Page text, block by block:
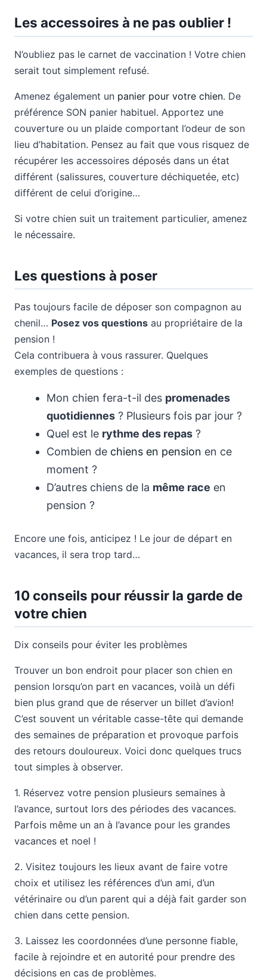
Les accessoires à ne pas oublier !
N’oubliez pas le carnet de vaccination ! Votre chien
serait tout simplement refusé.
Amenez également un panier pour votre chien. De
préférence SON panier habituel. Apportez une
couverture ou un plaide comportant l’odeur de son
lieu d’habitation. Pensez au fait que vous risquez de
récupérer les accessoires déposés dans un état
différent (salissures, couverture déchiquetée, etc)
différent de celui d’origine…
Si votre chien suit un traitement particulier, amenez
le nécessaire.
Les questions à poser
Pas toujours facile de déposer son compagnon au
chenil… Posez vos questions au propriétaire de la
pension !
Cela contribuera à vous rassurer. Quelques
exemples de questions :
Mon chien fera-t-il des promenades
quotidiennes ? Plusieurs fois par jour ?
Quel est le rythme des repas ?
Combien de chiens en pension en ce
moment ?
D’autres chiens de la même race en
pension ?
Encore une fois, anticipez ! Le jour de départ en
vacances, il sera trop tard…
10 conseils pour réussir la garde de
votre chien
Dix conseils pour éviter les problèmes
Trouver un bon endroit pour placer son chien en
pension lorsqu’on part en vacances, voilà un défi
bien plus grand que de réserver un billet d’avion!
C’est souvent un véritable casse-tête qui demande
des semaines de préparation et provoque parfois
des retours douloureux. Voici donc quelques trucs
tout simples à observer.
1. Réservez votre pension plusieurs semaines à
l’avance, surtout lors des périodes des vacances.
Parfois même un an à l’avance pour les grandes
vacances et noel !
2. Visitez toujours les lieux avant de faire votre
choix et utilisez les références d’un ami, d’un
vétérinaire ou d’un parent qui a déjà fait garder son
chien dans cette pension.
3. Laissez les coordonnées d’une personne fiable,
facile à rejoindre et en autorité pour prendre des
décisions en cas de problèmes.